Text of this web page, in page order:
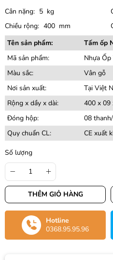
Cân nặng: 5 kg
Chiều rộng: 400 mm
Tên sản phẩm:
Tấm ốp
Mã sản phẩm:
Nhựa
Màu sắc:
Vân gỗ
Nơi sản xuất:
Tại Việt
Rộng x dầy x dài:
400 x 09
Đóng hộp:
08
Quy chuẩn CL:
CE xuất
Số lượng
THÊM GIỎ HÀNG
Hotline
0368.95.95.96